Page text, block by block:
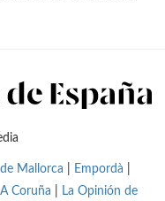
Mallorca Empordà
Coruña La Opinión de